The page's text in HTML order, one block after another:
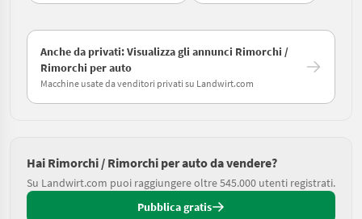
Anche da privati: Visualizza gli annunci Rimorchi /
Rimorchi per auto
Macchine usate da venditori privati su Landwirt.com
Hai Rimorchi / Rimorchi per auto da vendere?
Su Landwirt.com puoi raggiungere oltre 545.000 utenti registrati.
Pubblica gratis